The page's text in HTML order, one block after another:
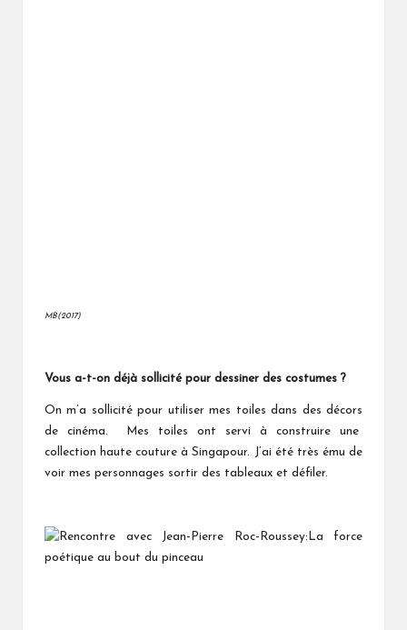
MB(2017)
Vous a-t-on déjà sollicité pour dessiner des costumes ?
On m’a sollicité pour utiliser mes toiles dans des décors
de cinéma. Mes toiles ont servi à construire une
collection haute couture à Singapour. J’ai été très ému de
voir mes personnages sortir des tableaux et défiler.